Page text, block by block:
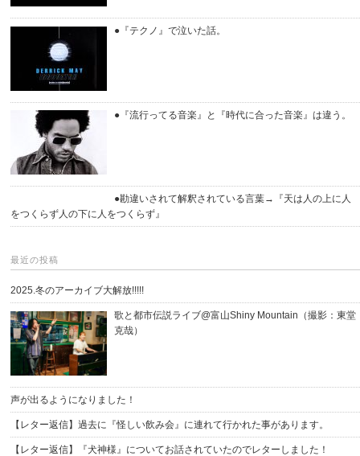
●『テクノ』で泣いた話。
●『流行ってる音楽』と『時代に合った音楽』は違う。
●勘違いされて解釈されている言葉→『天は人の上に人
をつくらず人の下に人をつくらず』
最近の投稿
2025.冬のアーカイブ大解放!!!!!
歌と都市伝説ライブ@富山Shiny Mountain（撮影：東堂
克哉）
声が出るようになりました！
【レター返信】過去に『怪しい飲み会』に連れて行かれた事があります。
【レター返信】『犬神様』についてお話されていたのでレターしました！